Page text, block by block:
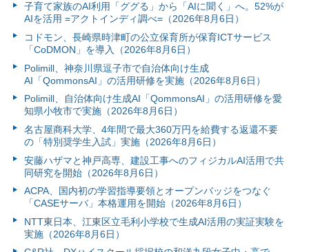
子育て家族のAI利用「ググる」から「AIに聞く」へ。52%が
AIを活用 =アクトインディ調べ=（2026年8月6日）
コドモン、長崎県時津町の公立保育所が保育ICTサービス
「CoDMON」を導入（2026年8月6日）
Polimill、神奈川県逗子市で自治体向け生成
AI「QommonsAI」の活用研修を実施（2026年8月6日）
Polimill、自治体向け生成AI「QommonsAI」の活用研修を愛
知県小牧市で実施（2026年8月6日）
名古屋商科大学、4年間で最大360万円を給費する返還不要
の「特別奨学生入試」実施（2026年8月6日）
安藤ハザマと神戸高専、建設工事へのフィジカルAI活用で共
同研究を開始（2026年8月6日）
ACPA、国内初の学習指導要領とオープンバッジをつなぐ
「CASEサーバ」本格運用を開始（2026年8月6日）
NTT東日本、江東区立毛利小学校で生成AI活用の実証実験を
実施（2026年8月6日）